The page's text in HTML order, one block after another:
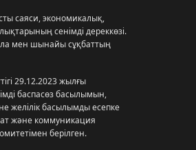
саяси, экономикалық,
сенімді дереккөзі.
мен шынайы сұқбаттың
29.12.2023 жылғы
баспасөз басылымын,
желілік басылымды есепке
және коммуникация
берілген.